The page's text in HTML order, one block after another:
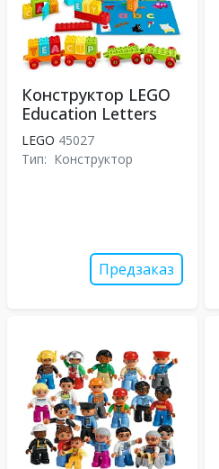
Конструктор LEGO
Education Letters
LEGO 45027
Тип: Конструктор
Предзаказ